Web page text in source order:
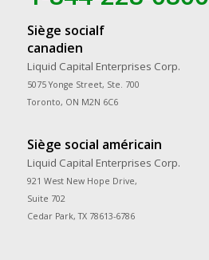
Siège socialf
canadien
Liquid Capital Enterprises Corp.
5075 Yonge Street, Ste. 700
Toronto, ON M2N 6C6
Siège social américain
Liquid Capital Enterprises Corp.
921 West New Hope Drive,
Suite 702
Cedar Park, TX 78613-6786